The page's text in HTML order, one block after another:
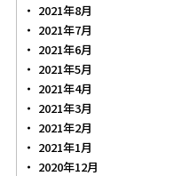
2021年8月
2021年7月
2021年6月
2021年5月
2021年4月
2021年3月
2021年2月
2021年1月
2020年12月